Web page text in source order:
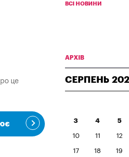
це
ВСІ НОВИНИ
АРХІВ
СЕРПЕНЬ
3 4 5
10 11 12
17 18 19